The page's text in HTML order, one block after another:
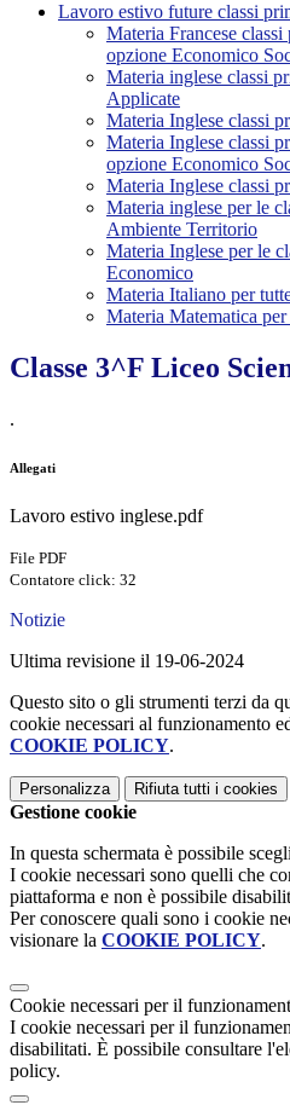
Lavoro estivo future classi
Materia Francese
opzione Economico
Materia inglese classi
Applicate
Materia Inglese classi
Materia Inglese classi
opzione Economico
Materia Inglese classi
Materia inglese per le
Ambiente Territorio
Materia Inglese per le
Economico
Materia Italiano per
Materia Matematica
Classe 3^F Liceo
.
Allegati
Lavoro estivo inglese.pdf
File PDF
Contatore click: 32
Notizie
Ultima revisione il 19-06-2024
Questo sito o gli strumenti terzi da
cookie necessari al funzionamento
COOKIE POLICY.
Personalizza Rifiuta tutti i cookies
Gestione cookie
In questa schermata è possibile
I cookie necessari sono quelli che
piattaforma e non è possibile
Per conoscere quali sono i cookie
visionare la COOKIE POLICY.
Cookie necessari per il
I cookie necessari per il
disabilitati. È possibile consultare
policy.